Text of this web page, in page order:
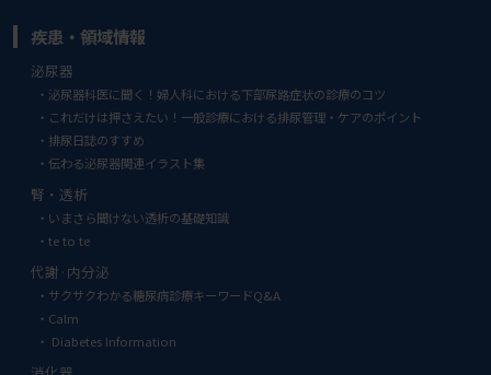
疾患・領域情報
泌尿器
泌尿器科医に聞く！婦人科における下部尿路症状の診療のコツ
これだけは押さえたい！一般診療における排尿管理・ケアのポイント
排尿日誌のすすめ
伝わる泌尿器関連イラスト集
腎・透析
いまさら聞けない透析の基礎知識
te to te
代謝·内分泌
サクサクわかる糖尿病診療キーワードQ&A
Calm
Diabetes Information